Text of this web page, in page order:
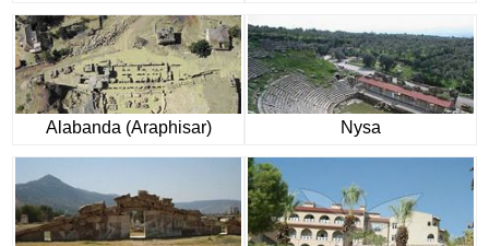
Alabanda (Araphisar) Nysa